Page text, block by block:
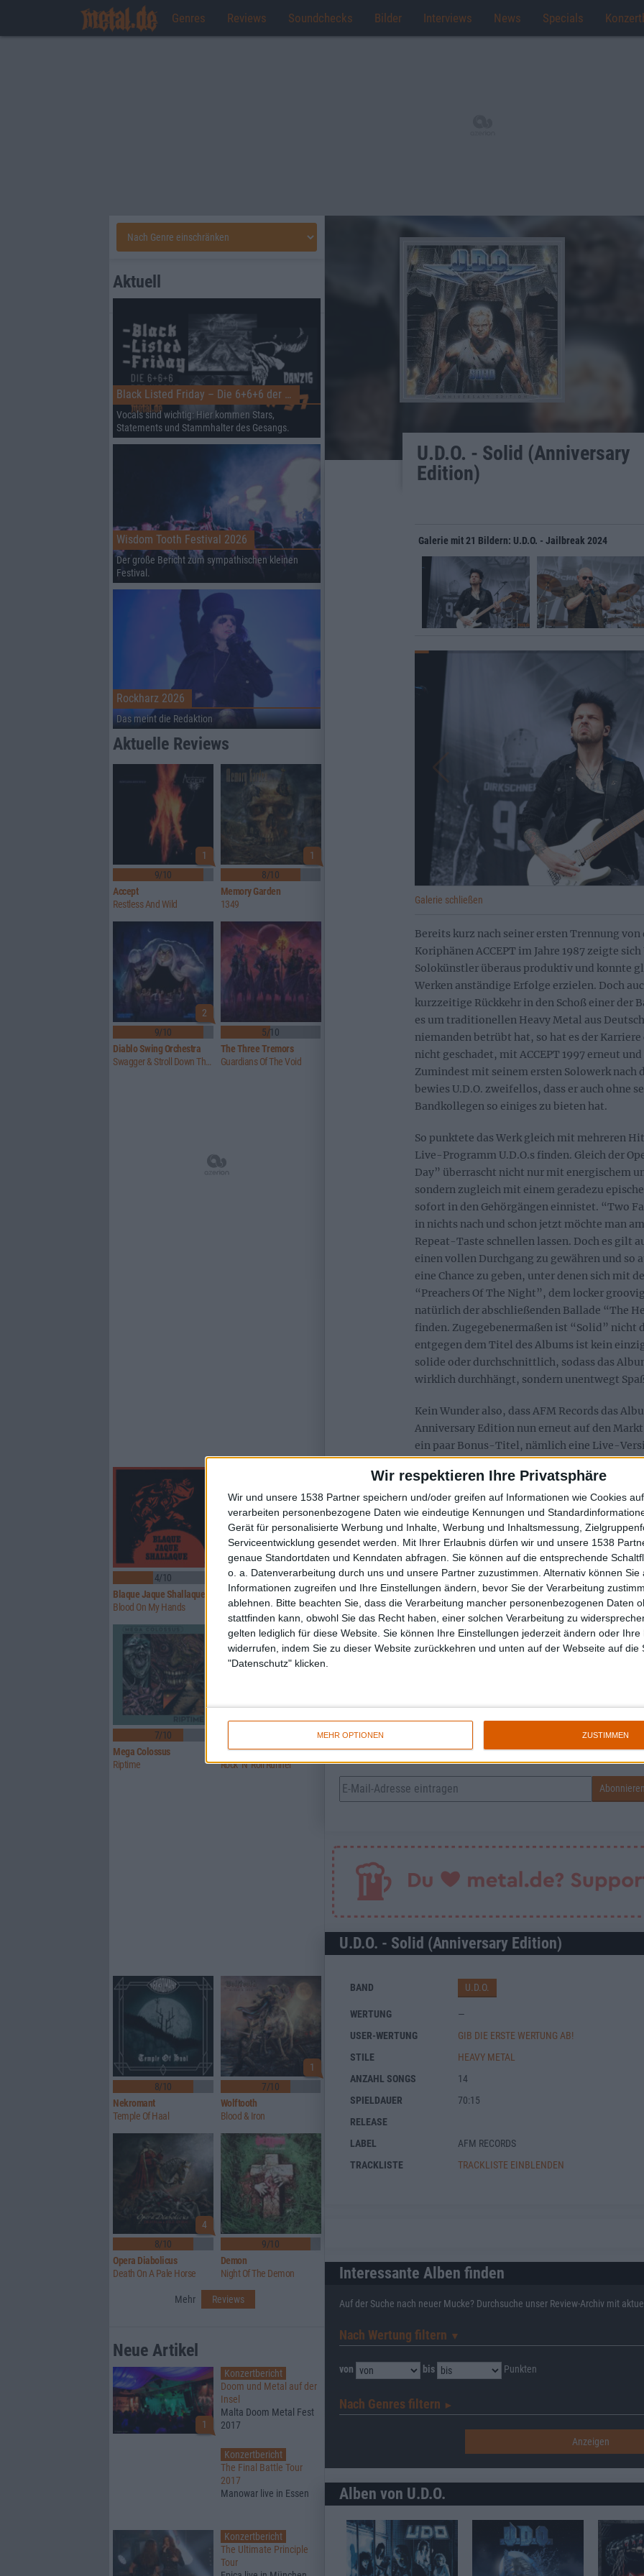
Wir respektieren Ihre Privatsphäre
Wir und unsere 1538 Partner speichern und/oder greifen auf Informationen wie Cookies
verarbeiten personenbezogene Daten wie eindeutige Kennungen und
Gerät für personalisierte Werbung und Inhalte, Werbung und Inhaltsmessung,
Serviceentwicklung gesendet werden.
Mit Ihrer Erlaubnis dürfen wir und unsere 1538
genaue Standortdaten und Kenndaten abfragen. Sie können auf die entsprechende
o. a. Datenverarbeitung durch uns und unsere Partner zuzustimmen. Alternativ können Sie
Informationen zugreifen und Ihre Einstellungen ändern, bevor Sie der Verarbeitung
ablehnen.
Bitte beachten Sie, dass die Verarbeitung mancher personenbezogenen Daten
stattfinden kann, obwohl Sie das Recht haben, einer solchen Verarbeitung zu
gelten lediglich für diese Website. Sie können Ihre Einstellungen jederzeit ändern oder Ihre
widerrufen, indem Sie zu dieser Website zurückkehren und unten auf der Webseite auf die
"Datenschutz" klicken.
MEHR OPTIONEN ZUSTIMMEN
Genres Reviews Soundchecks Bilder Interviews News Specials
U.D.O. - Solid (Anniversary
Edition)
Galerie mit 21 Bildern: U.D.O. - Jailbreak 2024
Galerie schließen
Bereits kurz nach seiner ersten Trennung
Koriphänen ACCEPT im Jahre 1987 zeigte
Solokünstler überaus produktiv und konnte
Werken anständige Erfolge erzielen. Doch
kurzzeitige Rückkehr in den Schoß einer der
es um traditionellen Heavy Metal aus
niemanden betrübt hat, so hat es der Karriere
nicht geschadet, mit ACCEPT 1997 erneut
Zumindest mit seinem ersten Solowerk nach
bewies U.D.O. zweifellos, dass er auch ohne
Bandkollegen so einiges zu bieten hat.
So punktete das Werk gleich mit mehreren
Live-Programm U.D.O.s finden. Gleich der
Day” überrascht nicht nur mit energischem
sondern zugleich mit einem geradezu
sofort in den Gehörgängen einnistet. “Two
in nichts nach und schon jetzt möchte man
Repeat-Taste schnellen lassen. Doch es gilt
einen vollen Durchgang zu gewähren und so
eine Chance zu geben, unter denen sich mit
“Preachers Of The Night”, dem locker
natürlich der abschließenden Ballade “The
finden. Zugegebenermaßen ist “Solid” nicht
entgegen dem Titel des Albums ist kein
solide oder durchschnittlich, sodass das
wirklich durchhängt, sondern unentwegt
Kein Wunder also, dass AFM Records das
Anniversary Edition nun erneut auf den
ein paar Bonus-Titel, nämlich eine Live-
Day” und einigen Demo-Versionen. Etwas
zwar schon, wenn man bedenkt, dass andere
Digipaks mit DVDs u.ä. daher kommen, doch
nicht besitzt, macht hier natürlich dennoch
Zur Startseite
Katharina
Newsletter abonnieren
U.D.O. - Solid (Anniversary Edition)
BAND U.D.O.
WERTUNG
—
USER-WERTUNG
GIB DIE ERSTE WERTUNG AB!
STILE
HEAVY METAL
ANZAHL SONGS
14
SPIELDAUER
70:15
RELEASE
LABEL
AFM RECORDS
TRACKLISTE
TRACKLISTE EINBLENDEN
Interessante Alben finden
Auf der Suche nach neuer Mucke? Durchsuche unser Review-Archiv mit aktuell
Nach Wertung filtern ▼︎
von bis Punkten
Nach Genres filtern ►︎
Alben von U.D.O.
Aktuell
Black Listed Friday – Die 6+6+6 der Woche
Vocals sind wichtig: Hier kommen Stars,
Statements und Stammhalter des Gesangs.
Wisdom Tooth Festival 2026
Der große Bericht zum sympathischen kleinen
Festival.
Rockharz 2026
Das meint die Redaktion
Aktuelle Reviews
1
9/10
Accept
Restless And Wild
1
8/10
Memory Garden
1349
2
9/10
Diablo Swing Orchestra
Swagger & Stroll Down The Rabbit Hole
5/10
The Three Tremors
Guardians Of The Void
4/10
Blaque Jaque Shallaque
Blood On My Hands
7/10
Iron Fate
Crimson Messiah
7/10
Mega Colossus
Riptime
Toad The Wet Sprocket
Rock ‘N’ Roll Runner
8/10
Nekromant
Temple Of Haal
1
7/10
Wolftooth
Blood & Iron
4
8/10
Opera Diabolicus
Death On A Pale Horse
9/10
Demon
Night Of The Demon
Mehr Reviews
Neue Artikel
1
Konzertbericht
Doom und Metal auf der
Insel
Malta Doom Metal Fest
2017
Konzertbericht
The Final Battle Tour
2017
Manowar live in Essen
Konzertbericht
The Ultimate Principle
Tour